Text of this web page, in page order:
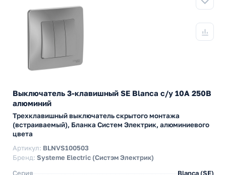
Выключатель 3-клавишный SE Blanca с/у 10A 250В
алюминий
Трехклавишный выключатель скрытого монтажа
(встраиваемый), Бланка Систем Электрик, алюминиевого
цвета
Артикул: BLNVS100503
Бренд: Systeme Electric (Систэм Электрик)
Серия
Blanca (SE)